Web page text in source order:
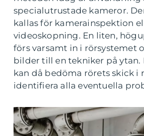
specialutrustade kameror.
kallas för kamerainspektion
videoskopning. En liten,
förs varsamt in i rörsystemet
bilder till en tekniker på ytan.
kan då bedöma rörets skick i
identifiera alla eventuella